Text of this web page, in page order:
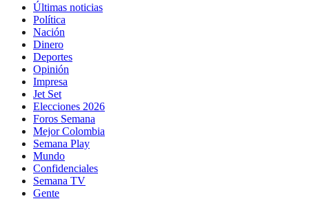
Últimas noticias
Política
Nación
Dinero
Deportes
Opinión
Impresa
Jet Set
Elecciones 2026
Foros Semana
Mejor Colombia
Semana Play
Mundo
Confidenciales
Semana TV
Gente